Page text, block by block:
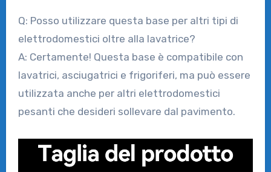
Q: Posso utilizzare questa base per altri tipi di
elettrodomestici oltre alla lavatrice?
A: Certamente! Questa base è compatibile con
lavatrici, asciugatrici e frigoriferi, ma può essere
utilizzata anche per altri elettrodomestici
pesanti che desideri sollevare dal pavimento.